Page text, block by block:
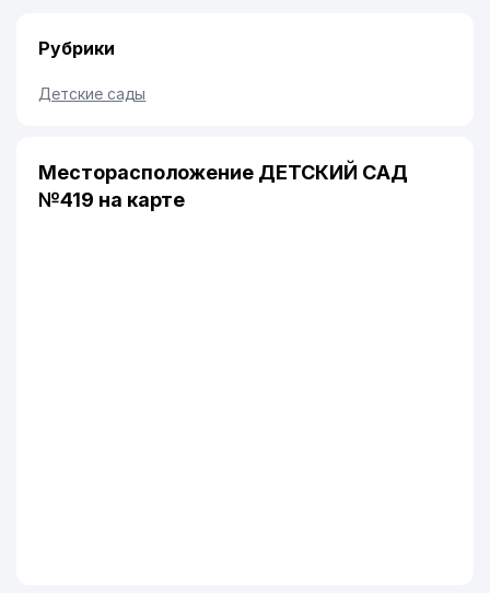
Рубрики
Детские сады
Месторасположение ДЕТСКИЙ САД
№419 на карте